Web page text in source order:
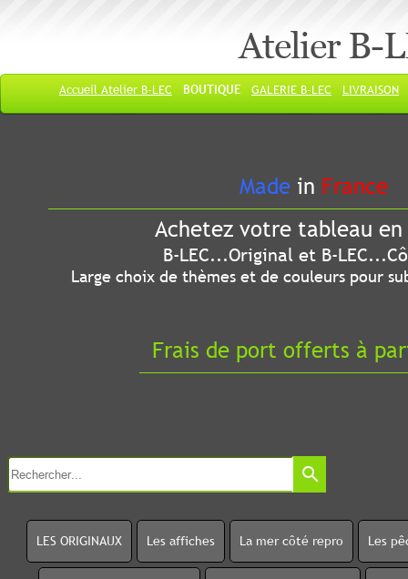
Atelier B-
Accueil Atelier B-LEC BOUTIQUE GALERIE B-LEC LIVRAISON
Made in France
Achetez votre tableau
B-LEC...Original et B-
Large choix de thèmes et de couleurs pour
Frais de port offerts à
search
LES ORIGINAUX Les affiches La mer côté repro Les